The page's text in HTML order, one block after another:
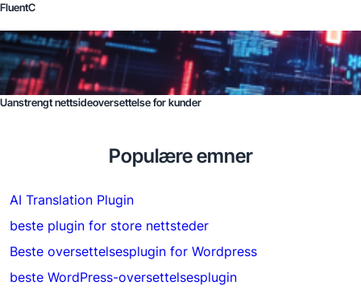
FluentC
Uanstrengt nettsideoversettelse for kunder
Populære emner
AI Translation Plugin
beste plugin for store nettsteder
Beste oversettelsesplugin for Wordpress
beste WordPress-oversettelsesplugin